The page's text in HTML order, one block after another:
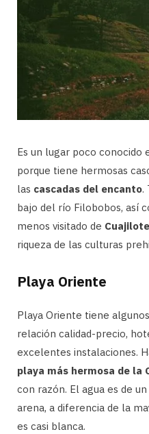
Es un lugar poco conocido
porque tiene hermosas
las cascadas del encanto.
bajo del río Filobobos, así
menos visitado de Cuajilote
riqueza de las culturas
Playa Oriente
Playa Oriente tiene
relación calidad-precio,
excelentes instalaciones.
playa más hermosa de la
con razón. El agua es de
arena, a diferencia de la
es casi blanca.